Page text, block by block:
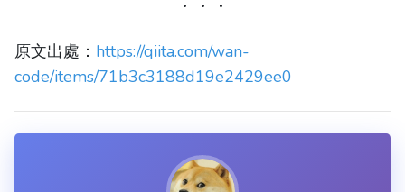
原文出處： https://qiita.com/wan-
code/items/71b3c3188d19e2429ee0